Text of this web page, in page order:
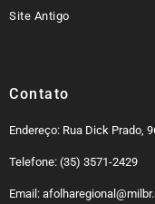
Site Antigo
Contato
Endereço: Rua Dick Prado,
Telefone: (35) 3571-2429
Email: